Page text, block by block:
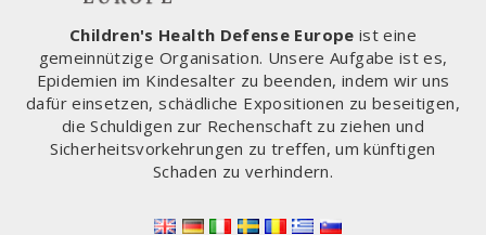
Children's Health Defense Europe ist eine
gemeinnützige Organisation. Unsere Aufgabe ist es,
Epidemien im Kindesalter zu beenden, indem wir uns
dafür einsetzen, schädliche Expositionen zu beseitigen,
die Schuldigen zur Rechenschaft zu ziehen und
Sicherheitsvorkehrungen zu treffen, um künftigen
Schaden zu verhindern.